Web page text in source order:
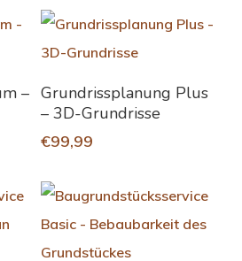
–
In Den Warenkorb
Grundrissplanung Plus
– 3D-Grundrisse
€99,99